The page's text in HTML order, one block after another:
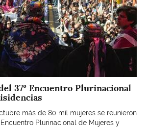
37º Encuentro Plurinacional
más de 80 mil mujeres se reunieron
Plurinacional de Mujeres y